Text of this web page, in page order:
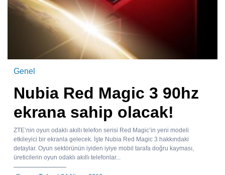
Genel
Nubia Red Magic 3 90hz
ekrana sahip olacak!
ZTE’nin oyun odaklı akıllı telefon serisi Red Magic’in yeni modeli
etkileyici bir ekranla gelecek. İşte Nubia Red Magic 3 hakkındaki
detaylar. Oyun sektörünün iyiden iyiye mobil tarafa doğru kayması,
üreticilerin oyun odaklı akıllı telefonlar...